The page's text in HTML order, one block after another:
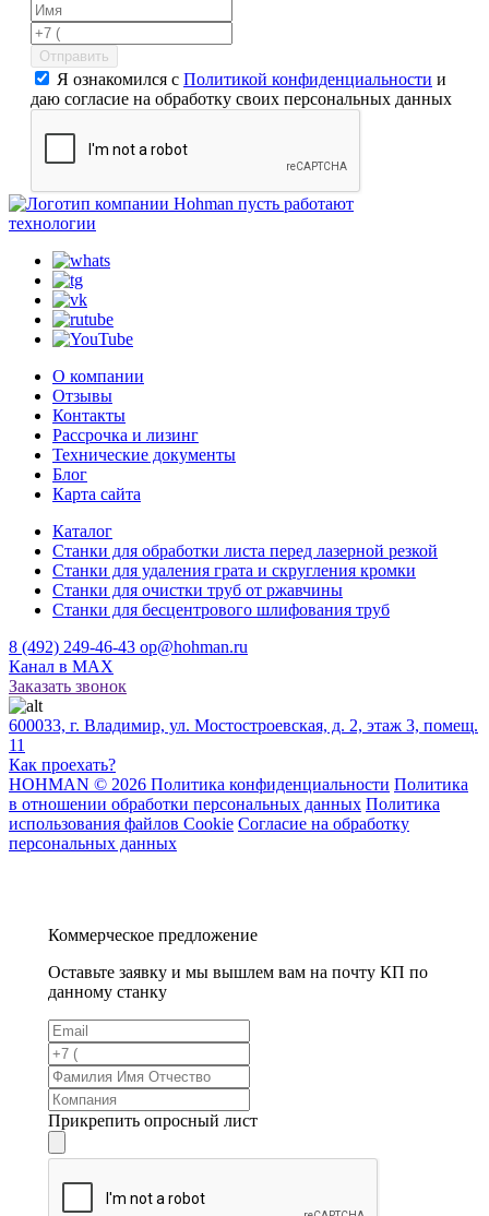
Отправить
Я ознакомился с Политикой конфиденциальности и
даю согласие на обработку своих персональных данных
пусть работают
технологии
О компании
Отзывы
Контакты
Рассрочка и лизинг
Технические документы
Блог
Карта сайта
Каталог
Станки для обработки листа перед лазерной резкой
Станки для удаления грата и скругления кромки
Станки для очистки труб от ржавчины
Станки для бесцентрового шлифования труб
8 (492) 249-46-43 op@hohman.ru
Канал в MAX
Заказать звонок
600033, г. Владимир, ул. Мостостроевская, д. 2, этаж 3, помещ.
11
Как проехать?
HOHMAN © 2026 Политика конфиденциальности Политика
в отношении обработки персональных данных Политика
использования файлов Cookie Согласие на обработку
персональных данных
Коммерческое предложение
Оставьте заявку и мы вышлем вам на почту КП по
данному станку
Прикрепить опросный лист